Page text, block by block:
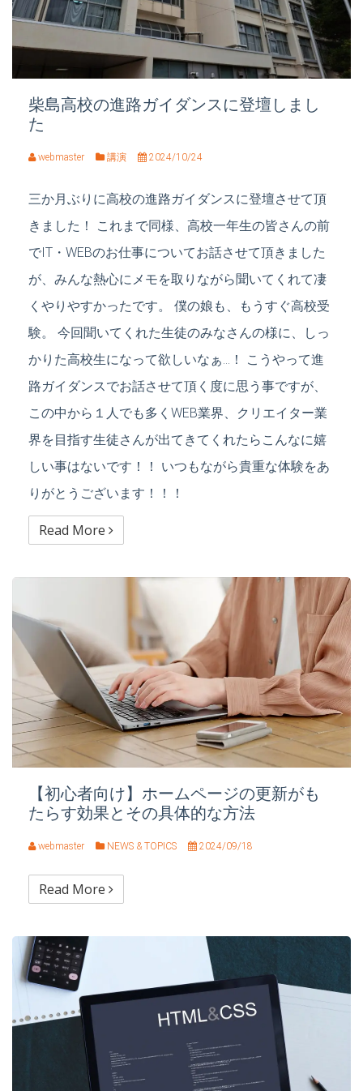
柴島高校の進路ガイダンスに登壇しまし
た
webmaster 講演 2024/10/24
三か月ぶりに高校の進路ガイダンスに登壇させて頂
きました！ これまで同様、高校一年生の皆さんの前
でIT・WEBのお仕事についてお話させて頂きました
が、みんな熱心にメモを取りながら聞いてくれて凄
くやりやすかったです。 僕の娘も、もうすぐ高校受
験。 今回聞いてくれた生徒のみなさんの様に、しっ
かりた高校生になって欲しいなぁ…！ こうやって進
路ガイダンスでお話させて頂く度に思う事ですが、
この中から１人でも多くWEB業界、クリエイター業
界を目指す生徒さんが出てきてくれたらこんなに嬉
しい事はないです！！ いつもながら貴重な体験をあ
りがとうございます！！！
Read More
【初心者向け】ホームページの更新がも
たらす効果とその具体的な方法
webmaster NEWS & TOPICS 2024/09/18
Read More